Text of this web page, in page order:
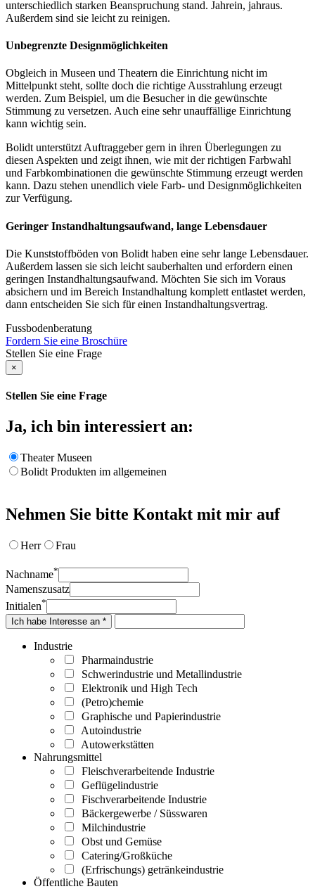
unterschiedlich starken Beanspruchung stand. Jahrein, jahraus.
Außerdem sind sie leicht zu reinigen.
Unbegrenzte Designmöglichkeiten
Obgleich in Museen und Theatern die Einrichtung nicht im
Mittelpunkt steht, sollte doch die richtige Ausstrahlung erzeugt
werden. Zum Beispiel, um die Besucher in die gewünschte
Stimmung zu versetzen. Auch eine sehr unauffällige Einrichtung
kann wichtig sein.
Bolidt unterstützt Auftraggeber gern in ihren Überlegungen zu
diesen Aspekten und zeigt ihnen, wie mit der richtigen Farbwahl
und Farbkombinationen die gewünschte Stimmung erzeugt werden
kann. Dazu stehen unendlich viele Farb- und Designmöglichkeiten
zur Verfügung.
Geringer Instandhaltungsaufwand, lange Lebensdauer
Die Kunststoffböden von Bolidt haben eine sehr lange Lebensdauer.
Außerdem lassen sie sich leicht sauberhalten und erfordern einen
geringen Instandhaltungsaufwand. Möchten Sie sich im Voraus
absichern und im Bereich Instandhaltung komplett entlastet werden,
dann entscheiden Sie sich für einen Instandhaltungsvertrag.
Fussbodenberatung
Fordern Sie eine Broschüre
Stellen Sie eine Frage
×
Stellen Sie eine Frage
Ja, ich bin interessiert an:
Theater Museen
Bolidt Produkten im allgemeinen
Nehmen Sie bitte Kontakt mit mir auf
Herr Frau
Nachname*
Namenszusatz
Initialen*
Ich habe Interesse an *
Industrie
Pharmaindustrie
Schwerindustrie und Metallindustrie
Elektronik und High Tech
(Petro)chemie
Graphische und Papierindustrie
Autoindustrie
Autowerkstätten
Nahrungsmittel
Fleischverarbeitende Industrie
Geflügelindustrie
Fischverarbeitende Industrie
Bäckergewerbe / Süsswaren
Milchindustrie
Obst und Gemüse
Catering/Großküche
(Erfrischungs) getränkeindustrie
Öffentliche Bauten